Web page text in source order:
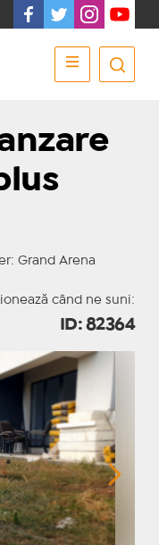
Grand Arena
când ne suni:
ID: 82364